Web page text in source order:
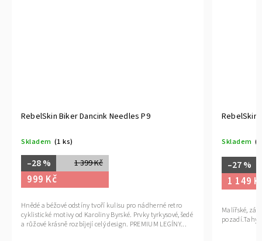
RebelSkin Biker Dancink Needles P9
Skladem (1 ks)
1 399 Kč
–28 %
999 Kč
Hnědé a béžové odstíny tvoří kulisu pro nádherné retro
cyklistické motivy od Karoliny Byrské. Prvky tyrkysové, šedé
a růžové krásně rozbíjejí celý design. PREMIUM LEGÍNY...
RebelSkin
Skladem
–27 %
1 149
Malířské,
pozadí.Tahy